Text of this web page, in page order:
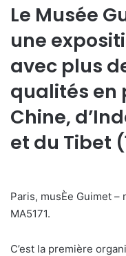
Le Musée
une
avec plus
qualités en
Chine,
et du Tibet
Paris, musÈe Guimet
MA5171.
C’est la première